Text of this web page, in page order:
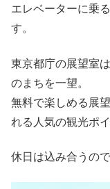
エレベーターに乗
す。
東京都庁の展望室
のまちを一望。
無料で楽しめる展
れる人気の観光ポ
休日は込み合うの